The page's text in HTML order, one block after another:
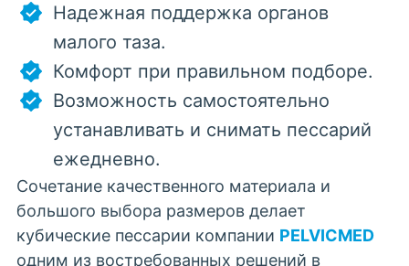
Надежная поддержка органов
малого таза.
Комфорт при правильном подборе.
Возможность самостоятельно
устанавливать и снимать пессарий
ежедневно.
Сочетание качественного материала и
большого выбора размеров делает
кубические пессарии компании PELVICMED
одним из востребованных решений в